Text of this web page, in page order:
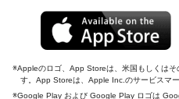
Appleのロゴ、App Storeは、米国もしくは
す。App Storeは、Apple Inc.のサービスマー
Google Play および Google Play ロゴは